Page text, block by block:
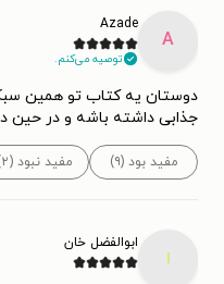
A
Azade
توصیه می‌کنم.
دوستان یه کتاب تو همین
جذابی داشته باشه و در حین
مفید بود (۹) مفید نبود (۲)
ا
ابوالفضل خان